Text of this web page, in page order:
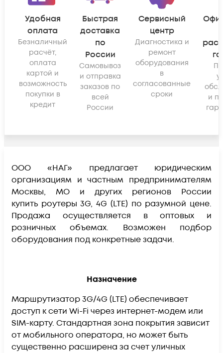
Удобная
оплата
Безналичный
расчёт,
оплата
картой и
возможность
покупки в
кредит
Быстрая
доставка
по
России
Самовывоз
и отправка
заказов по
всей
России
Сервисный
центр
Диагностика и
ремонт
оборудования
в
согласованные
сроки
и
ООО «НАГ» предлагает юридическим
организациям и частным предпринимателям
Москвы, МО и других регионов России
купить роутеры 3G, 4G (LTE) по разумной цене.
Продажа осуществляется в оптовых и
розничных объемах. Возможен подбор
оборудования под конкретные задачи.
Назначение
Маршрутизатор 3G/4G (LTE) обеспечивает
доступ к сети Wi-Fi через интернет-модем или
SIM-карту. Стандартная зона покрытия зависит
от мобильного оператора, но может быть
существенно расширена за счет уличных